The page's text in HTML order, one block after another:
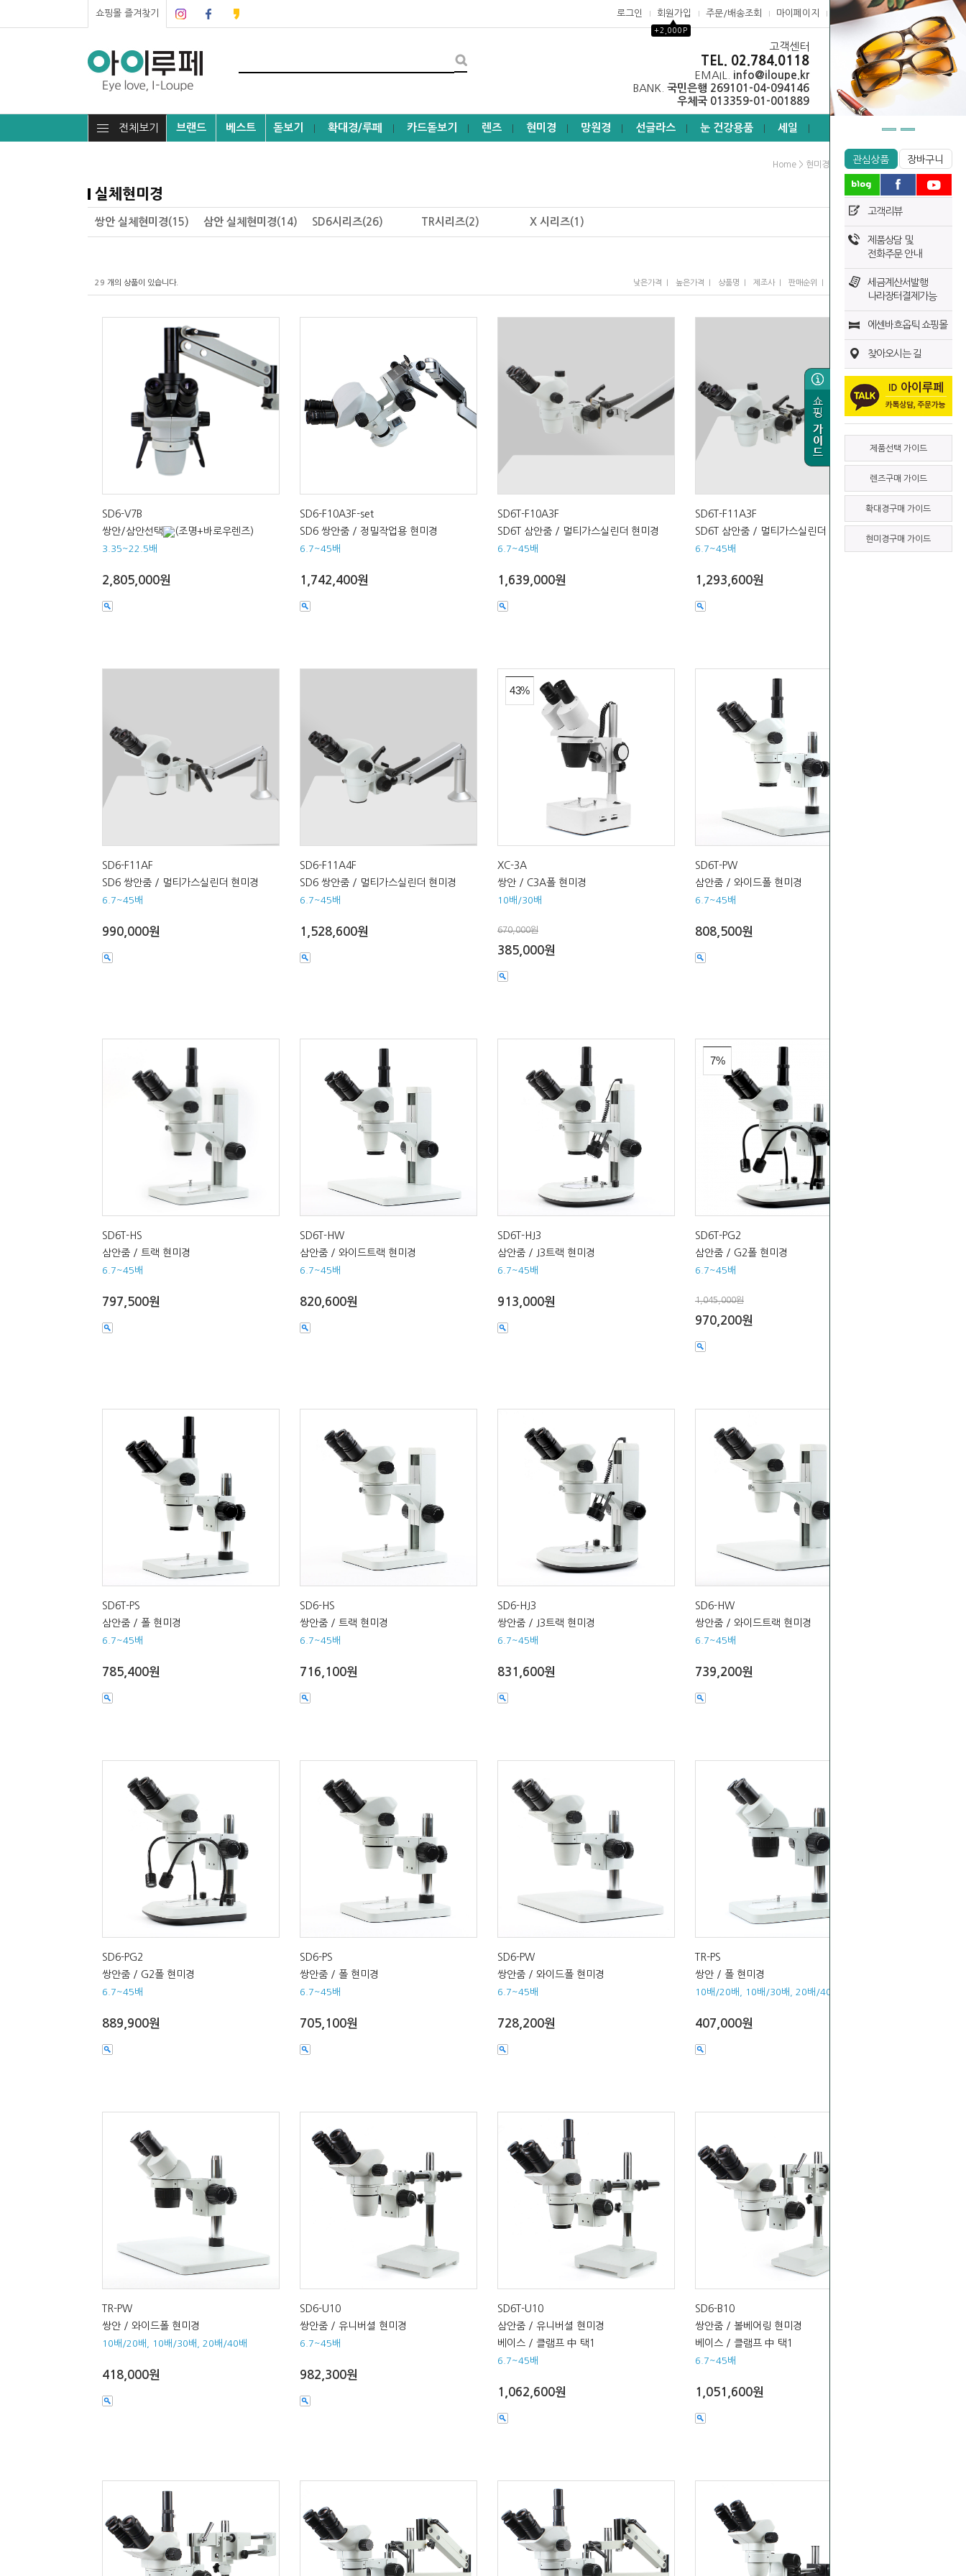
관심상품 장바구니
고객리뷰
제품상담 및
전화주문 안내
세금계산서발행
나라장터결제가능
에센바흐옵틱 쇼핑몰
찾아오시는 길
제품선택 가이드
렌즈구매 가이드
확대경구매 가이드
현미경구매 가이드
쇼핑몰 즐겨찾기 로그인 회원가입
▲
+2,000P
주문/배송조회 마이페이지 고객센터
고객센터
TEL. 02.784.0118
EMAIL. info@iloupe.kr
BANK. 국민은행 269101-04-094146
우체국 013359-01-001889
0
전체보기 브랜드 베스트 돋보기 확대경/루페 카드돋보기 렌즈 현미경 망원경 선글라스 눈 건강용품 세일
Home > 현미경 실체현미경
실체현미경
쌍안 실체현미경(15) 삼안 실체현미경(14) SD6시리즈(26) TR시리즈(2) X 시리즈(1)
29 개의 상품이 있습니다. 낮은가격 높은가격 상품명 제조사I 판매순위 많이 본 상품
SD6-V7B
쌍안/삼안선택
(조명+바로우렌즈)
3.35~22.5배
2,805,000원
SD6-F10A3F-set
SD6 쌍안줌 / 정밀작업용 현미경
6.7~45배
1,742,400원
SD6T-F10A3F
SD6T 삼안줌 / 멀티가스실린더 현미경
6.7~45배
1,639,000원
SD6T-F11A3F
SD6T 삼안줌 / 멀티가스실린더 현미경
6.7~45배
1,293,600원
SD6-F11AF
SD6 쌍안줌 / 멀티가스실린더 현미경
6.7~45배
990,000원
SD6-F11A4F
SD6 쌍안줌 / 멀티가스실린더 현미경
6.7~45배
1,528,600원
43%
XC-3A
쌍안 / C3A폴 현미경
10배/30배
670,000원
385,000원
SD6T-PW
삼안줌 / 와이드폴 현미경
6.7~45배
808,500원
SD6T-HS
삼안줌 / 트랙 현미경
6.7~45배
797,500원
SD6T-HW
삼안줌 / 와이드트랙 현미경
6.7~45배
820,600원
SD6T-HJ3
삼안줌 / J3트랙 현미경
6.7~45배
913,000원
7%
SD6T-PG2
삼안줌 / G2폴 현미경
6.7~45배
1,045,000원
970,200원
SD6T-PS
삼안줌 / 폴 현미경
6.7~45배
785,400원
SD6-HS
쌍안줌 / 트랙 현미경
6.7~45배
716,100원
SD6-HJ3
쌍안줌 / J3트랙 현미경
6.7~45배
831,600원
SD6-HW
쌍안줌 / 와이드트랙 현미경
6.7~45배
739,200원
SD6-PG2
쌍안줌 / G2폴 현미경
6.7~45배
889,900원
SD6-PS
쌍안줌 / 폴 현미경
6.7~45배
705,100원
SD6-PW
쌍안줌 / 와이드폴 현미경
6.7~45배
728,200원
TR-PS
쌍안 / 폴 현미경
10배/20배, 10배/30배, 20배/40배
407,000원
TR-PW
쌍안 / 와이드폴 현미경
10배/20배, 10배/30배, 20배/40배
418,000원
SD6-U10
쌍안줌 / 유니버셜 현미경
6.7~45배
982,300원
SD6T-U10
삼안줌 / 유니버셜 현미경
베이스 / 클램프 中 택1
6.7~45배
1,062,600원
SD6-B10
쌍안줌 / 볼베어링 현미경
베이스 / 클램프 中 택1
6.7~45배
1,051,600원